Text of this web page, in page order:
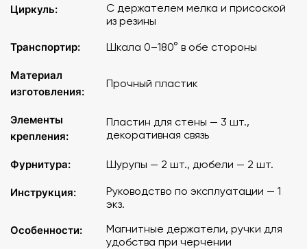
Циркуль:
С держателем мелка и присоской
из резины
Транспортир:
Шкала 0–180° в обе стороны
Материал
изготовления:
Прочный пластик
Элементы
крепления:
Пластин для стены — 3 шт.,
декоративная связь
Фурнитура: Шурупы — 2 шт., дюбели — 2 шт.
Инструкция:
Руководство по эксплуатации — 1
экз.
Особенности:
Магнитные держатели, ручки для
удобства при черчении